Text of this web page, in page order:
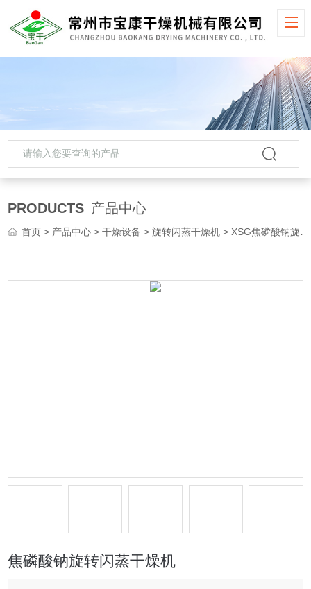
PRODUCTS 产品中心
首页 > 产品中心 >干燥设备 >旋转闪蒸干燥机 > XSG焦磷酸钠旋转闪蒸干燥机
焦磷酸钠旋转闪蒸干燥机